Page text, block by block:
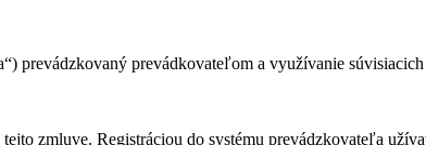
prevádzkovaný prevádkovateľom a využívanie
zmluve. Registráciou do systému prevádzkovateľa